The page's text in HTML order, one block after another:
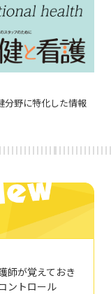
分野に特化した情報
師が覚えておき
ントロール